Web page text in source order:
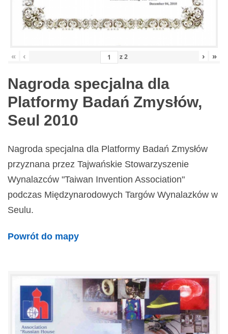
« ‹ z2 › »
Nagroda specjalna dla
Platformy Badań Zmysłów,
Seul 2010
Nagroda specjalna dla Platformy Badań Zmysłów
przyznana przez Tajwańskie Stowarzyszenie
Wynalazców "Taiwan Invention Association"
podczas Międzynarodowych Targów Wynalazków w
Seulu.
Powrót do mapy